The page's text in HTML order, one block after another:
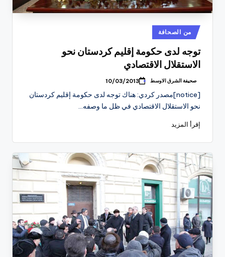
نُشر
في
من الصحافة
توجه لدى حكومة إقليم كردستان نحو
الاستقلال الاقتصادي
تمّ
بواسطة
صحيفة الشرق الاوسط 10/03/2013
[notice]مصدر كردي: هناك توجه لدى حكومة إقليم كردستان
نحو الاستقلال الاقتصادي في ظل ما وصفه…
إقرأ المزيد